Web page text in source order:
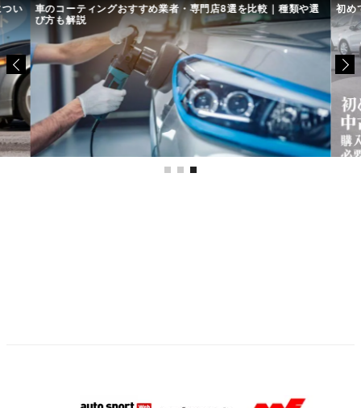
い 車のコーティングおすすめ業者・専門店8選を比較｜種類や選
び方も解説
初め